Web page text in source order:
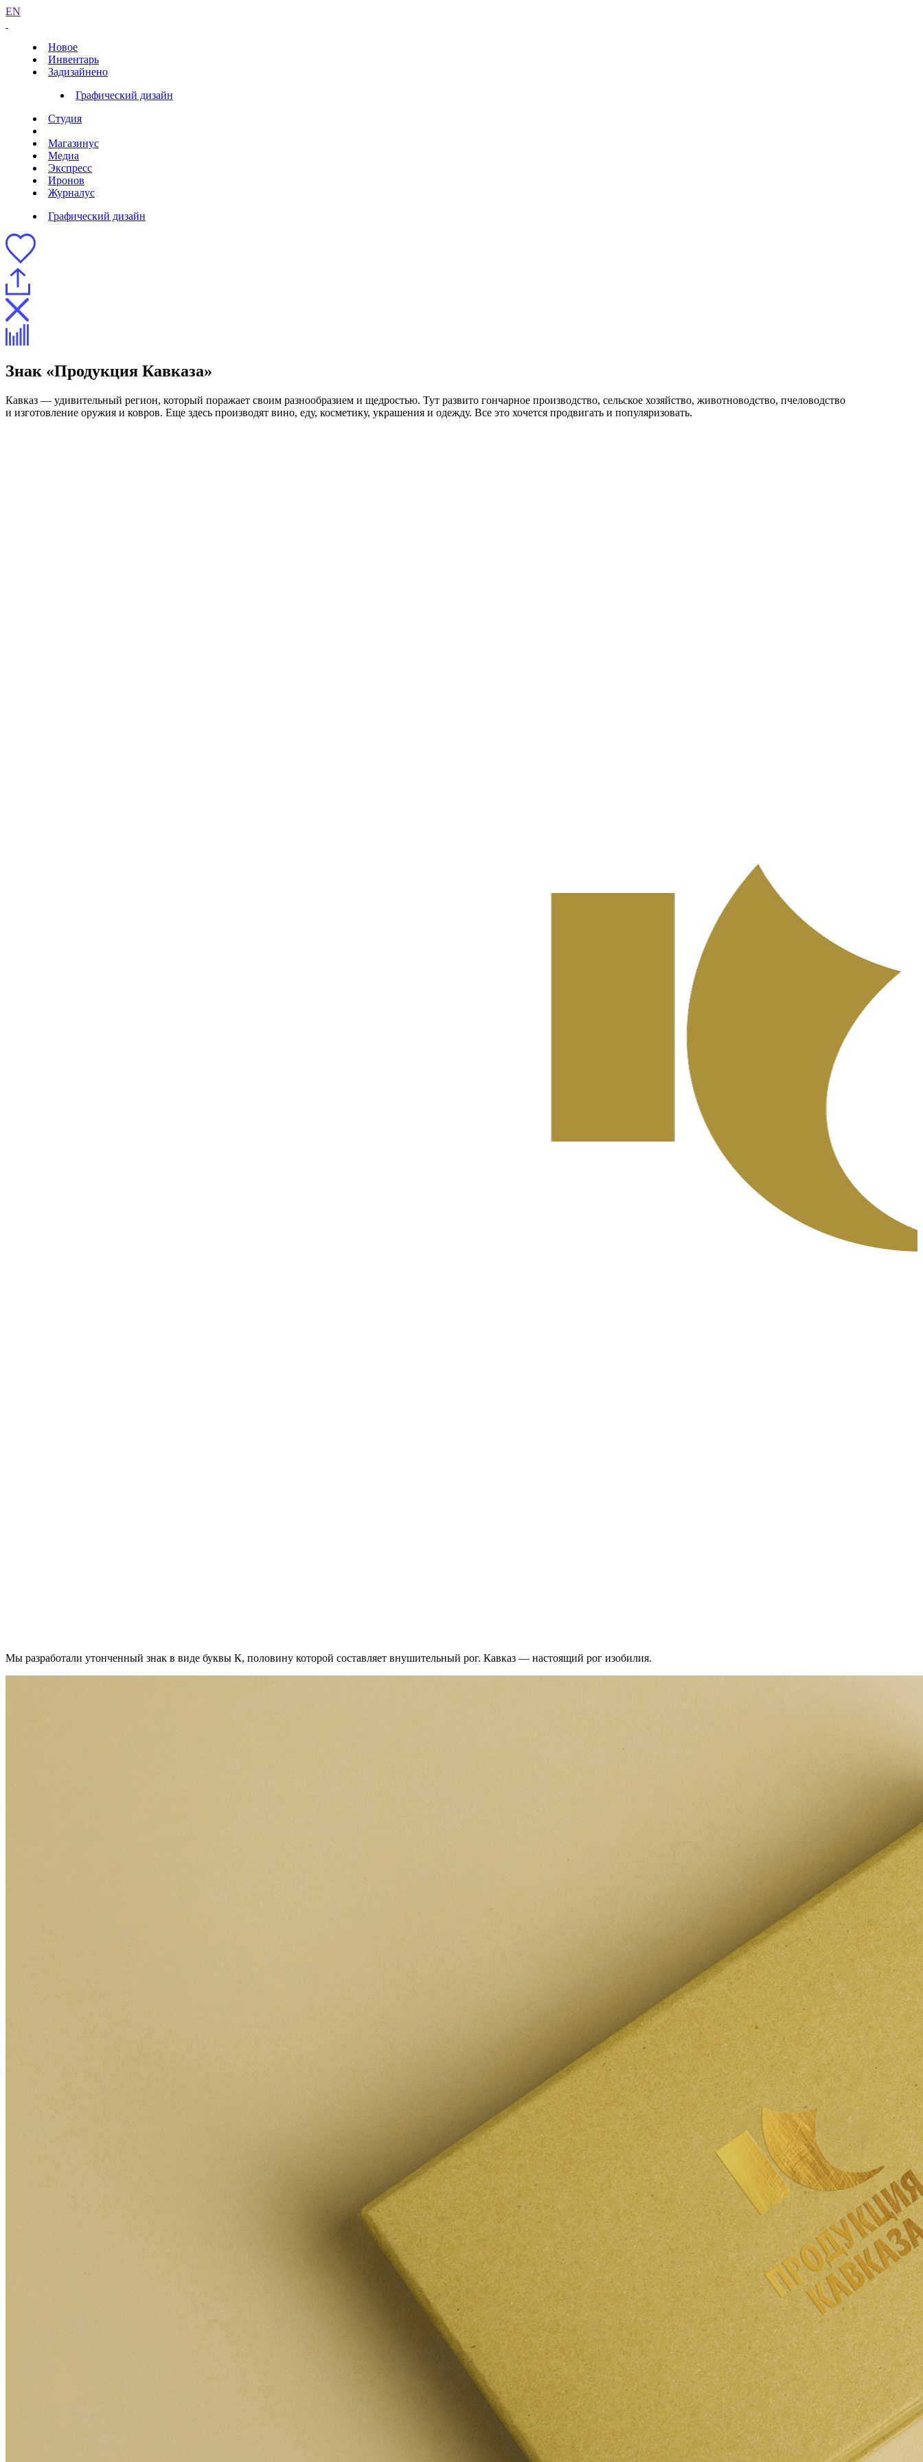
EN
Новое
Инвентарь
Задизайнено
Графический дизайн
Студия
Магазинус
Медиа
Экспресс
Иронов
Журналус
Графический дизайн
Знак «Продукция Кавказа»
Кавказ — удивительный регион, который поражает своим разнообразием и щедростью. Тут развито гончарное производство, сельское хозяйство, животноводство, пчеловодство
и изготовление оружия и ковров. Еще здесь производят вино, еду, косметику, украшения и одежду. Все это хочется продвигать и популяризовать.
Мы разработали утонченный знак в виде буквы К, половину которой составляет внушительный рог. Кавказ — настоящий рог изобилия.